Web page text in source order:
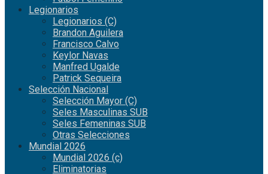
Legionarios
Legionarios (C)
Brandon Aguilera
Francisco Calvo
Keylor Navas
Manfred Ugalde
Patrick Sequeira
Selección Nacional
Selección Mayor (C)
Seles Masculinas SUB
Seles Femeninas SUB
Otras Selecciones
Mundial 2026
Mundial 2026 (c)
Eliminatorias